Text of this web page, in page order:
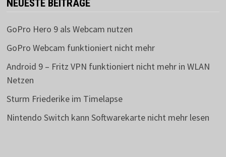
NEUESTE BEITRÄGE
GoPro Hero 9 als Webcam nutzen
GoPro Webcam funktioniert nicht mehr
Android 9 – Fritz VPN funktioniert nicht mehr in WLAN
Netzen
Sturm Friederike im Timelapse
Nintendo Switch kann Softwarekarte nicht mehr lesen